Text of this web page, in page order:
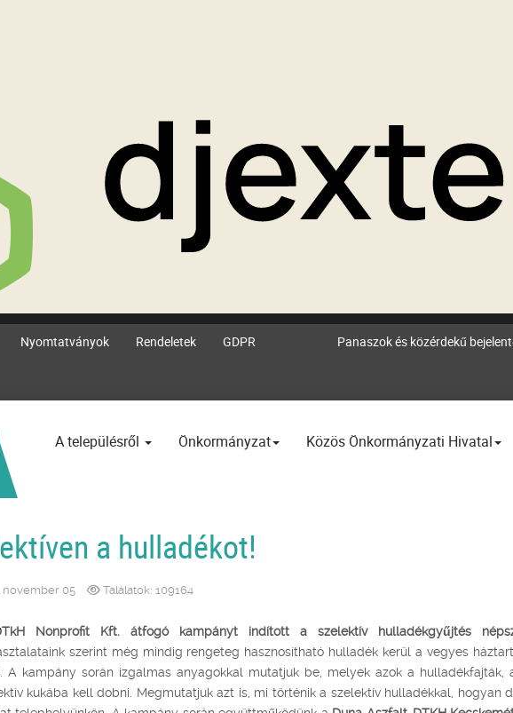
Nyomtatványok Rendeletek GDPR Panaszok és közérdekű
A településről Önkormányzat Közös Önkormányzati Hivatal
a hulladékot!
november 05 Találatok: 109164
Nonprofit Kft. átfogó kampányt indított a szelektív hulladékgyűjtés
szerint még mindig rengeteg hasznosítható hulladék kerül a vegyes
A kampány során izgalmas anyagokkal mutatjuk be, melyek azok a hulladékfajták,
kukába kell dobni. Megmutatjuk azt is, mi történik a szelektív hulladékkal, hogyan